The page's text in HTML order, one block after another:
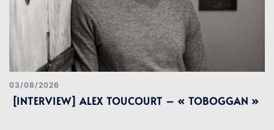
03/08/2026
[INTERVIEW] ALEX TOUCOURT – « TOBOGGAN »